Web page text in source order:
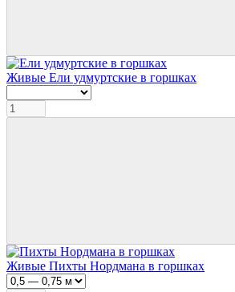
Живые Ели удмуртские в горшках
Живые Пихты Нордмана в горшках